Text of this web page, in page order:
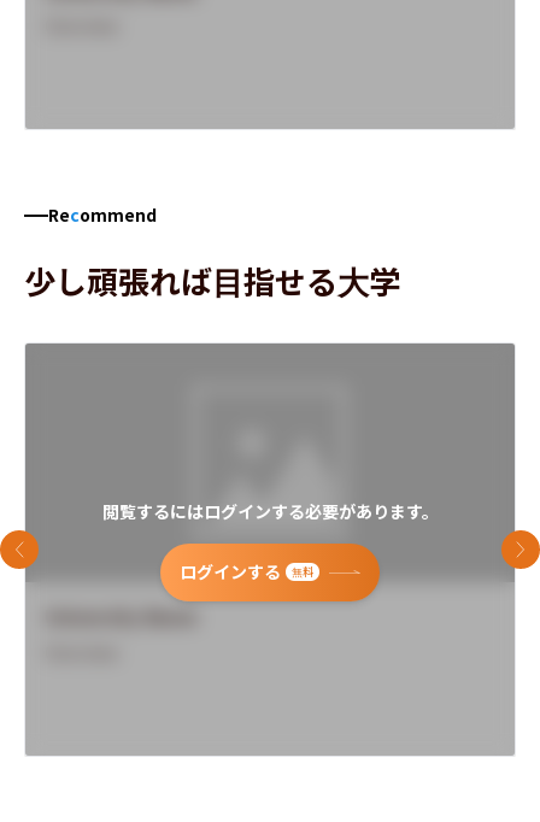
Recommend
少し頑張れば目指せる大学
閲覧するにはログインする必要があります。
ログインする 無料
前のスライド 次